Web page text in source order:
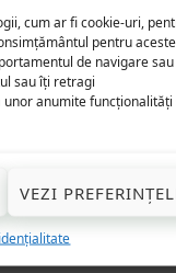
cum ar fi cookie-uri,
pentru aceste
de navigare sau
sau îți retragi
anumite funcționalități
VEZI